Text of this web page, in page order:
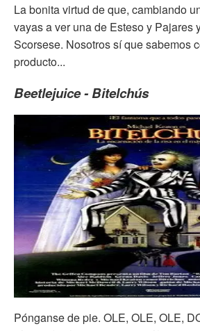
La bonita virtud de que, cambiando
vayas a ver una de Esteso y Pajares
Scorsese. Nosotros sí que sabemos
producto...
Beetlejuice - Bitelchús
Pónganse de pie. OLE, OLE, OLE,